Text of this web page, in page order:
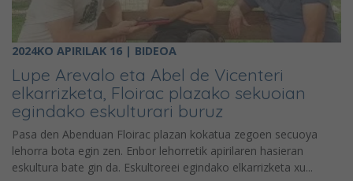
2024KO APIRILAK 16 | BIDEOA
Lupe Arevalo eta Abel de Vicenteri
elkarrizketa, Floirac plazako sekuoian
egindako eskulturari buruz
Pasa den Abenduan Floirac plazan kokatua zegoen secuoya
lehorra bota egin zen. Enbor lehorretik apirilaren hasieran
eskultura bate gin da. Eskultoreei egindako elkarrizketa xu...